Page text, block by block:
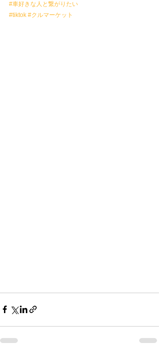
#車好きな人と繋がりたい
#tiktok #クルマーケット